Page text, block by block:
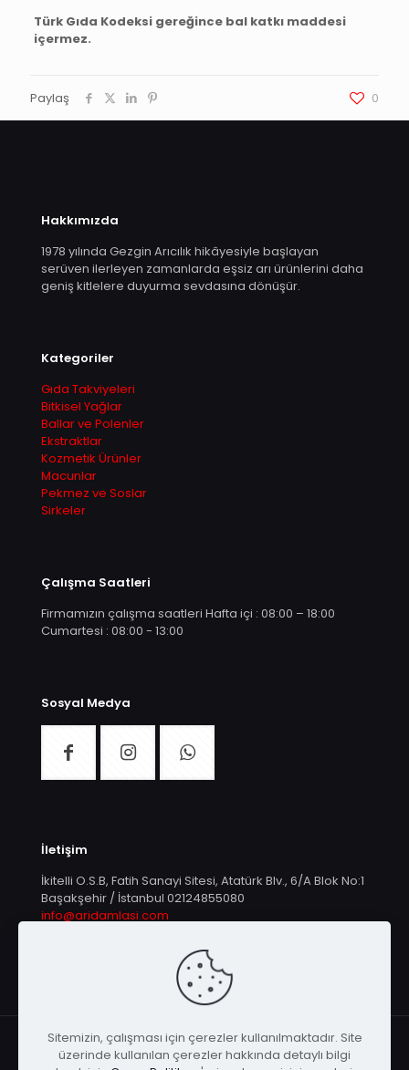
Türk Gıda Kodeksi gereğince bal katkı maddesi
içermez.
Paylaş 0
Hakkımızda
1978 yılında Gezgin Arıcılık hikâyesiyle başlayan
serüven ilerleyen zamanlarda eşsiz arı ürünlerini daha
geniş kitlelere duyurma sevdasına dönüşür.
Kategoriler
Gıda Takviyeleri
Bitkisel Yağlar
Ballar ve Polenler
Ekstraktlar
Kozmetik Ürünler
Macunlar
Pekmez ve Soslar
Sirkeler
Çalışma Saatleri
Firmamızın çalışma saatleri Hafta içi : 08:00 – 18:00
Cumartesi : 08:00 - 13:00
Sosyal Medya
İletişim
İkitelli O.S.B, Fatih Sanayi Sitesi, Atatürk Blv., 6/A Blok No:1
Başakşehir / İstanbul 02124855080
info@aridamlasi.com
Sitemizin, çalışması için çerezler kullanılmaktadır. Site
üzerinde kullanılan çerezler hakkında detaylı bilgi